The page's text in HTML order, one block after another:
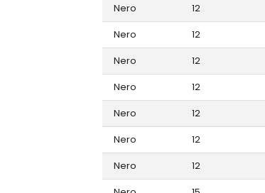
Nero
12
Nero
12
Nero
12
Nero
12
Nero
12
Nero
12
Nero
12